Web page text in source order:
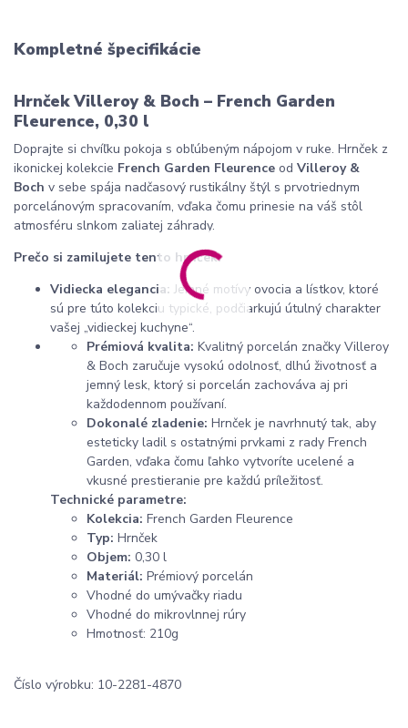
Kompletné špecifikácie
Hrnček Villeroy & Boch – French Garden
Fleurence, 0,30 l
Doprajte si chvíľku pokoja s obľúbeným nápojom v ruke. Hrnček z
ikonickej kolekcie French Garden Fleurence od Villeroy &
Boch v sebe spája nadčasový rustikálny štýl s prvotriednym
porcelánovým spracovaním, vďaka čomu prinesie na váš stôl
atmosféru slnkom zaliatej záhrady.
Prečo si zamilujete tento hrnček:
Vidiecka elegancia: Jemné motívy ovocia a lístkov, ktoré
sú pre túto kolekciu typické, podčiarkujú útulný charakter
vašej „vidieckej kuchyne“.
Prémiová kvalita: Kvalitný porcelán značky Villeroy
& Boch zaručuje vysokú odolnosť, dlhú životnosť a
jemný lesk, ktorý si porcelán zachováva aj pri
každodennom používaní.
Dokonalé zladenie: Hrnček je navrhnutý tak, aby
esteticky ladil s ostatnými prvkami z rady French
Garden, vďaka čomu ľahko vytvoríte ucelené a
vkusné prestieranie pre každú príležitosť.
Technické parametre:
Kolekcia: French Garden Fleurence
Typ: Hrnček
Objem: 0,30 l
Materiál: Prémiový porcelán
Vhodné do umývačky riadu
Vhodné do mikrovlnnej rúry
Hmotnosť: 210g
Číslo výrobku: 10-2281-4870